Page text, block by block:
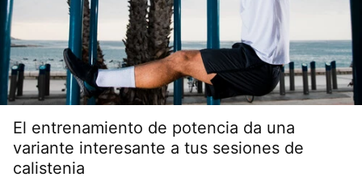
El entrenamiento de potencia da una
variante interesante a tus sesiones de
calistenia